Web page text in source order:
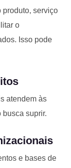
produto, serviço
o
Isso pode
atendem às
suprir.
e bases de